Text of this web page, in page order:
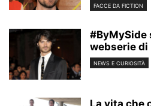
FACCE DA FICTION
#ByMySide
webserie di
NEWS E CURIOSITÀ